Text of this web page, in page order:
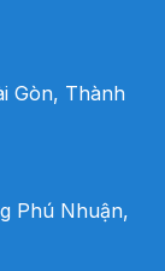
Gòn, Thành
Phú Nhuận,